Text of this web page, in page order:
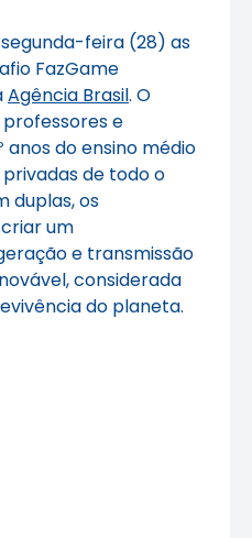
feira (28) as
FazGame
Agência Brasil. O
e
anos do ensino médio
de todo o
duplas, os
um
e transmissão
considerada
do planeta.